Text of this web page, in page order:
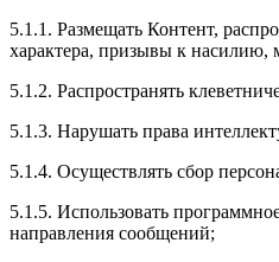
5.1.1. Размещать Контент,
характера, призывы к насилию,
5.1.2. Распространять
5.1.3. Нарушать права
5.1.4. Осуществлять сбор
5.1.5. Использовать
направления сообщений;